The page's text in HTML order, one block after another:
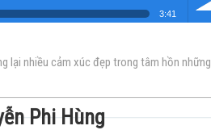
3:41
lại nhiều cảm xúc đẹp trong tâm hồn những
Phi Hùng